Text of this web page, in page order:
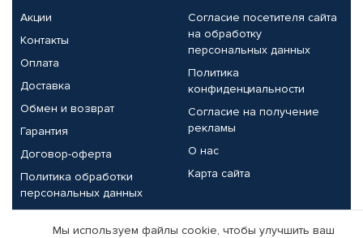
Акции
Контакты
Оплата
Доставка
Обмен и возврат
Гарантия
Договор-оферта
Политика обработки
персональных данных
Согласие посетителя сайта
на обработку
персональных данных
Политика
конфиденциальности
Согласие на получение
рекламы
О нас
Карта сайта
Партнерам
Мы используем файлы cookie, чтобы улучшить ваш